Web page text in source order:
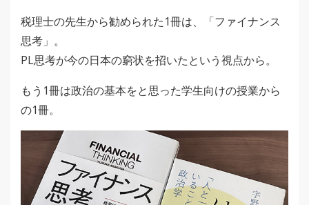
税理士の先生から勧められた1冊は、「ファイナンス
思考」。
PL思考が今の日本の窮状を招いたという視点から。
もう1冊は政治の基本をと思った学生向けの授業から
の1冊。